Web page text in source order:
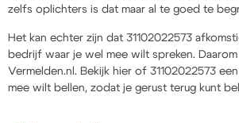
zelfs oplichters is dat maar al te goed te
Het kan echter zijn dat 31102022573
bedrijf waar je wel mee wilt spreken. Daarom
Vermelden.nl. Bekijk hier of 31102022573
mee wilt bellen, zodat je gerust terug kunt